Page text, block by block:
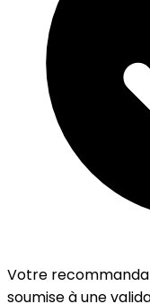
Votre
soumise à une